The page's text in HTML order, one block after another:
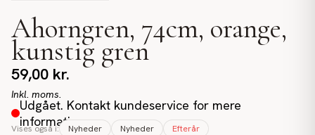
Ahorngren, 74cm, orange,
kunstig gren
59,00 kr.
Inkl. moms.
Udgået. Kontakt kundeservice for mere
information
Vises også i: Nyheder Nyheder Efterår